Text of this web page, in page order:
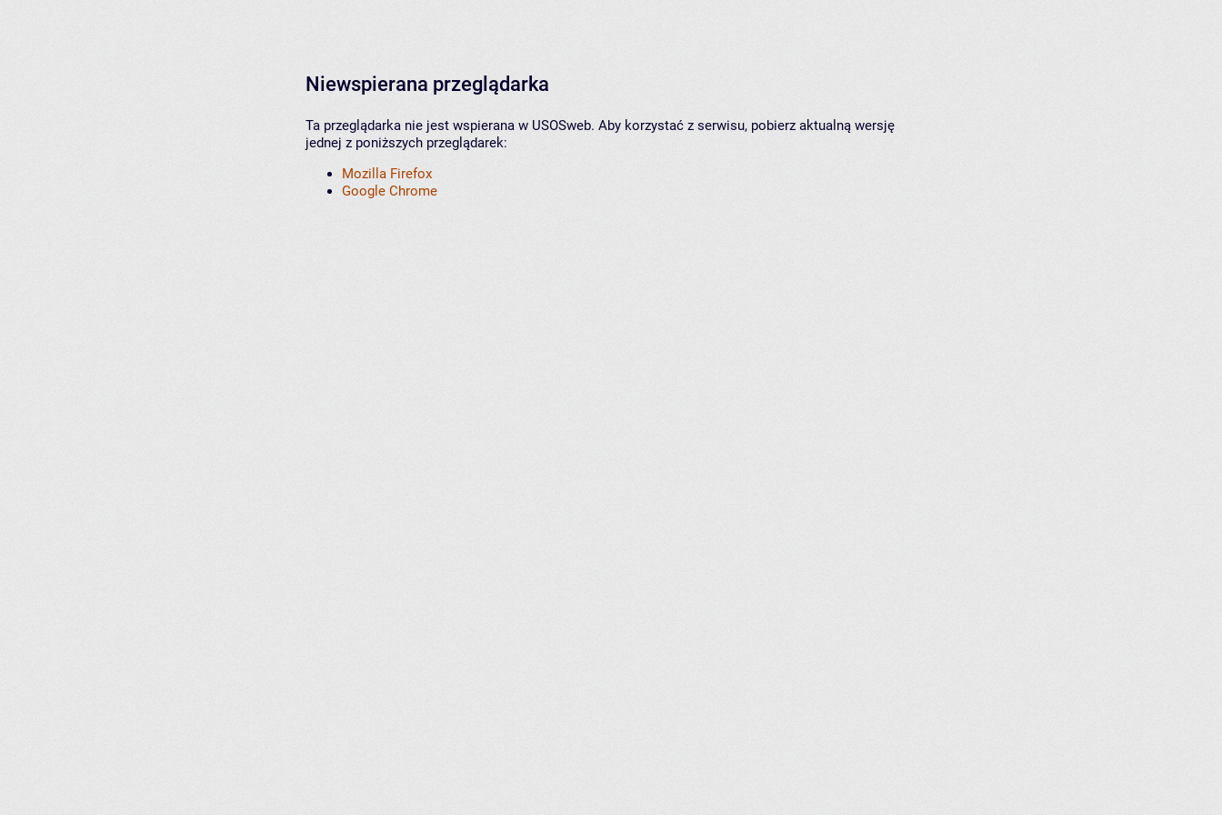
Niewspierana przeglądarka
Ta przeglądarka nie jest wspierana w USOSweb. Aby korzystać z serwisu, pobierz aktualną wersję
jednej z poniższych przeglądarek:
Mozilla Firefox
Google Chrome